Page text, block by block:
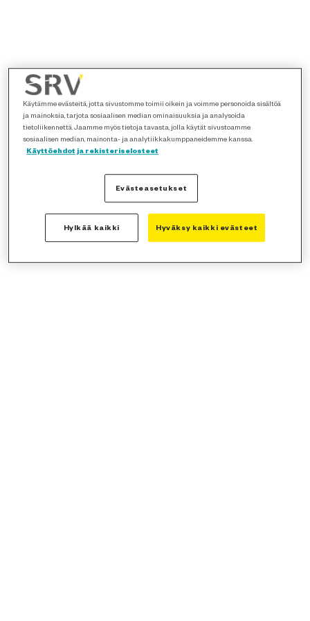
Käytämme evästeitä, jotta sivustomme toimii oikein ja voimme personoida sisältöä
ja mainoksia, tarjota sosiaalisen median ominaisuuksia ja analysoida
tietoliikennettä. Jaamme myös tietoja tavasta, jolla käytät sivustoamme
sosiaalisen median, mainonta- ja analytiikkakumppaneidemme kanssa.
Käyttöehdot ja rekisteriselosteet
Evästeasetukset
Hylkää kaikki Hyväksy kaikki evästeet